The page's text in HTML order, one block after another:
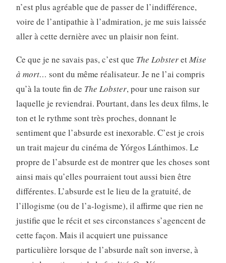
n’est plus agréable que de passer de l’indifférence,
voire de l’antipathie à l’admiration, je me suis laissée
aller à cette dernière avec un plaisir non feint.
Ce que je ne savais pas, c’est que The LobsteretMise
à mort… sont du même réalisateur. Je ne l’ai compris
qu’à la toute fin de The Lobster, pour une raison sur
laquelle je reviendrai. Pourtant, dans les deux films, le
ton et le rythme sont très proches, donnant le
sentiment que l’absurde est inexorable. C’est je crois
un trait majeur du cinéma de Yórgos Lánthimos. Le
propre de l’absurde est de montrer que les choses sont
ainsi mais qu’elles pourraient tout aussi bien être
différentes. L’absurde est le lieu de la gratuité, de
l’illogisme (ou de l’a-logisme), il affirme que rien ne
justifie que le récit et ses circonstances s’agencent de
cette façon. Mais il acquiert une puissance
particulière lorsque de l’absurde naît son inverse, à